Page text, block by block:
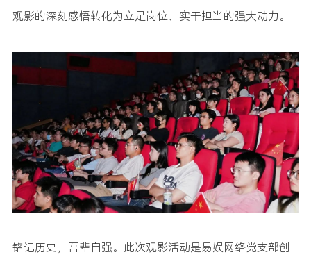
观影的深刻感悟转化为立足岗位、实干担当的强大动力。
铭记历史，吾辈自强。此次观影活动是易娱网络党支部创